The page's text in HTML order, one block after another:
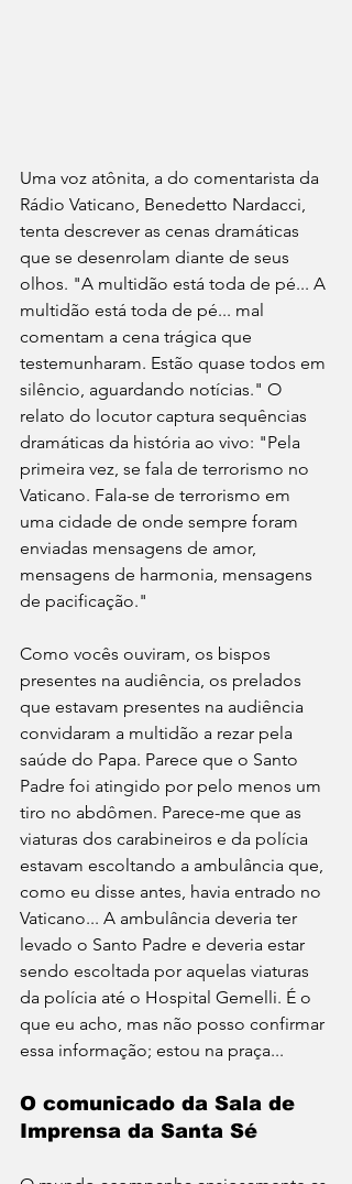
Uma voz atônita, a do comentarista da
Rádio Vaticano, Benedetto Nardacci,
tenta descrever as cenas dramáticas
que se desenrolam diante de seus
olhos. "A multidão está toda de pé... A
multidão está toda de pé... mal
comentam a cena trágica que
testemunharam. Estão quase todos em
silêncio, aguardando notícias." O
relato do locutor captura sequências
dramáticas da história ao vivo: "Pela
primeira vez, se fala de terrorismo no
Vaticano. Fala-se de terrorismo em
uma cidade de onde sempre foram
enviadas mensagens de amor,
mensagens de harmonia, mensagens
de pacificação."
Como vocês ouviram, os bispos
presentes na audiência, os prelados
que estavam presentes na audiência
convidaram a multidão a rezar pela
saúde do Papa. Parece que o Santo
Padre foi atingido por pelo menos um
tiro no abdômen. Parece-me que as
viaturas dos carabineiros e da polícia
estavam escoltando a ambulância que,
como eu disse antes, havia entrado no
Vaticano... A ambulância deveria ter
levado o Santo Padre e deveria estar
sendo escoltada por aquelas viaturas
da polícia até o Hospital Gemelli. É o
que eu acho, mas não posso confirmar
essa informação; estou na praça...
O comunicado da Sala de
Imprensa da Santa Sé